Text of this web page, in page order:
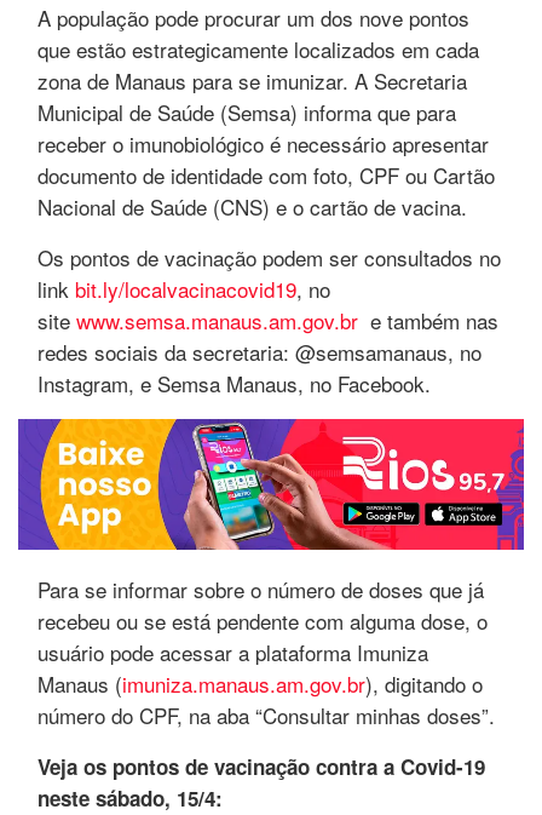
A população pode procurar um dos nove pontos
que estão estrategicamente localizados em cada
zona de Manaus para se imunizar. A Secretaria
Municipal de Saúde (Semsa) informa que para
receber o imunobiológico é necessário apresentar
documento de identidade com foto, CPF ou Cartão
Nacional de Saúde (CNS) e o cartão de vacina.
Os pontos de vacinação podem ser consultados no
link bit.ly/localvacinacovid19, no
site www.semsa.manaus.am.gov.br e também nas
redes sociais da secretaria: @semsamanaus, no
Instagram, e Semsa Manaus, no Facebook.
Para se informar sobre o número de doses que já
recebeu ou se está pendente com alguma dose, o
usuário pode acessar a plataforma Imuniza
Manaus (imuniza.manaus.am.gov.br), digitando o
número do CPF, na aba “Consultar minhas doses”.
Veja os pontos de vacinação contra a Covid-19
neste sábado, 15/4: